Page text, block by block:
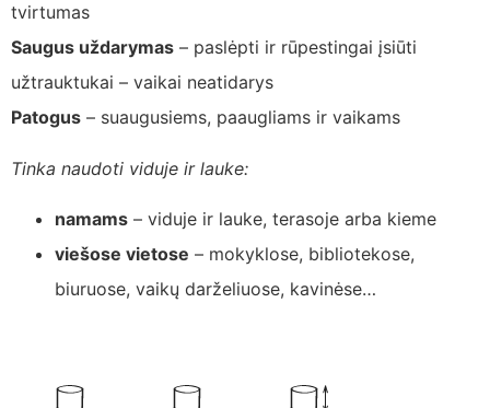
tvirtumas
Saugus uždarymas – paslėpti ir rūpestingai įsiūti
užtrauktukai – vaikai neatidarys
Patogus – suaugusiems, paaugliams ir vaikams
Tinka naudoti viduje ir lauke:
namams – viduje ir lauke, terasoje arba kieme
viešose vietose – mokyklose, bibliotekose,
biuruose, vaikų darželiuose, kavinėse…